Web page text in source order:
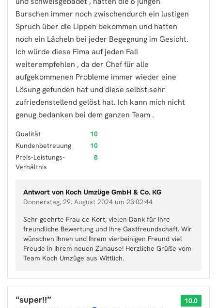
Burschen immer noch zwischendurch ein lustigen
Spruch über die Lippen bekommen und hatten
noch ein Lächeln bei jeder Begegnung im Gesicht.
Ich würde diese Fima auf jeden Fall
weiterempfehlen , da der Chef für alle
aufgekommenen Probleme immer wieder eine
Lösung gefunden hat und diese selbst sehr
zufriedenstellend gelöst hat. Ich kann mich nicht
genug bedanken bei dem ganzen Team .
Qualität
10
Kundenbetreuung
10
Preis-Leistungs-
Verhältnis
8
Antwort von Koch Umzüge GmbH & Co. KG
Donnerstag, 29. August 2024 um 23:02:44
Sehr geehrte Frau de Kort, vielen Dank für Ihre
freundliche Bewertung und Ihre Gastfreundschaft. Wir
wünschen Ihnen und Ihrem vierbeinigen Freund viel
Freude in Ihrem neuen Zuhause! Herzliche Grüße vom
Team Koch Umzüge aus Wittlich.
“super!!” 10.0